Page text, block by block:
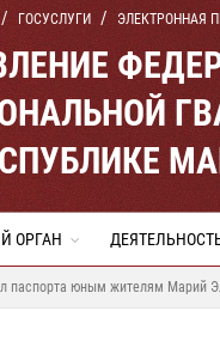
ГОСУСЛУГИ ЭЛЕКТРОННАЯ
ОРГАН
паспорта юным жителям Марий